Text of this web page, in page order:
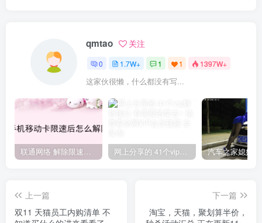
qmtao 关注
0 1.7W+ 1 1 1397W+
这家伙很懒，什么都没有写...
联通网络 解除限速方法参考！畅享、畅玩、老白干等及其它地区自测了 网上分享的 41个vip解析接口 有需要的拿去~ 免费看全网VIP会员视频
上一篇
双11 天猫员工内购清单 不
下一篇
淘宝，天猫，聚划算半价，